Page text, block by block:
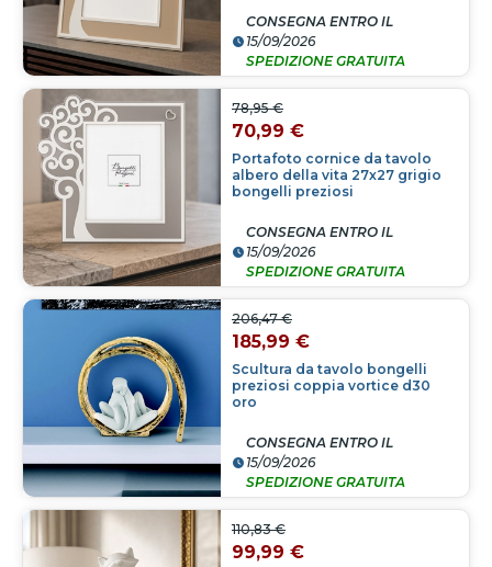
CONSEGNA ENTRO IL
15/09/2026
SPEDIZIONE GRATUITA
Portafoto cornice da tavolo
albero della vita 27x27 grigio
bongelli preziosi
78,95 €
70,99 €
CONSEGNA ENTRO IL
15/09/2026
SPEDIZIONE GRATUITA
Scultura da tavolo bongelli
preziosi coppia vortice d30
oro
206,47 €
185,99 €
CONSEGNA ENTRO IL
15/09/2026
SPEDIZIONE GRATUITA
110,83 €
99,99 €